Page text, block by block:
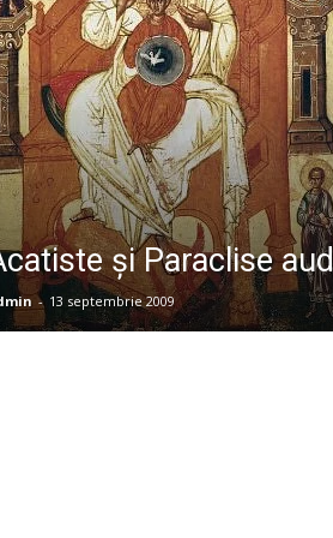
şi Paraclise
- 13 septembrie 2009